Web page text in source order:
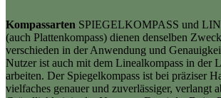
Kompassarten SPIEGELKOMPASS und
(auch Plattenkompass) dienen denselben
verschieden in der Anwendung und
Nutzer ist auch mit dem Linealkompass in der
arbeiten. Der Spiegelkompass ist bei präziser
vielfaches genauer und zuverlässiger, verlangt